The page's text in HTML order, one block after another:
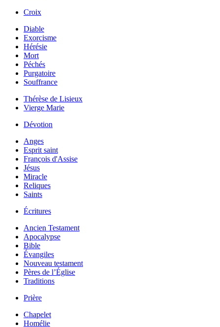
Croix
Diable
Exorcisme
Hérésie
Mort
Péchés
Purgatoire
Souffrance
Thérèse de Lisieux
Vierge Marie
Dévotion
Anges
Esprit saint
François d'Assise
Jésus
Miracle
Reliques
Saints
Écritures
Ancien Testament
Apocalypse
Bible
Évangiles
Nouveau testament
Pères de l’Église
Traditions
Prière
Chapelet
Homélie